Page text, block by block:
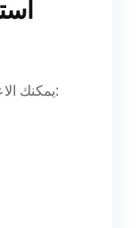
يمكنك الاعتماد على أنظمة رقمية تساعدك في: